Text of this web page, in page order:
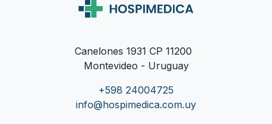
Canelones 1931 CP 11200
Montevideo - Uruguay
+598 24004725
info@hospimedica.com.uy